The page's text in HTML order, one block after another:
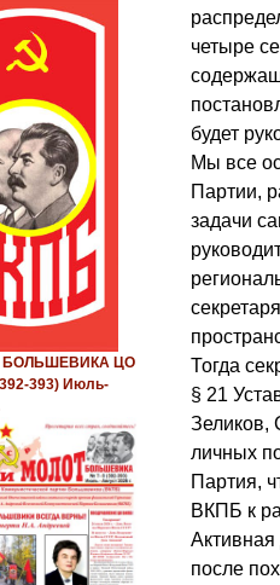
четыре
будет
Мы все
Партии,
задачи
Тогда
§ 21
Зеликов,
личных
Партия,
ВКПБ к
Активная
после
БОЛЬШЕВИКА ЦО
393) Июль-